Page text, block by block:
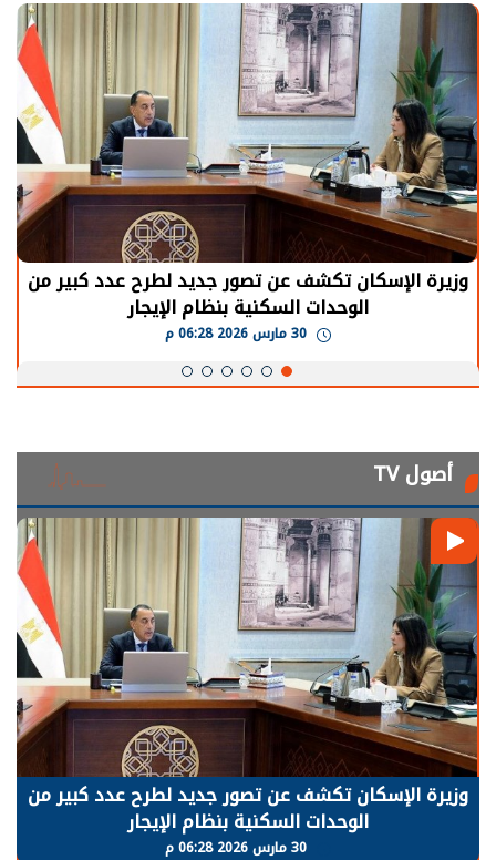
الرئيس السيسي: توقف الأنشطة في قطاع الطاقة
يحتاج إلى سنوات لعودة معدلات الإنتاج الطبيعية
أصول TV
الرئيس السيسي: توقف الأنشطة في قطاع الطاقة
يحتاج إلى سنوات لعودة معدلات الإنتاج الطبيعية